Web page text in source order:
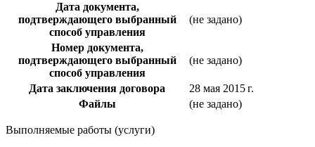
Дата документа,
подтверждающего выбранный
способ управления
(не задано)
Номер документа,
подтверждающего выбранный
способ управления
(не задано)
Дата заключения договора
28 мая 2015 г.
Файлы
(не задано)
Выполняемые работы (услуги)